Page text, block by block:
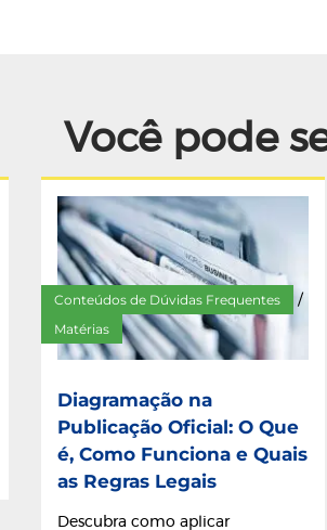
Você pode
Conteúdos de Dúvidas Frequentes /
Matérias
Diagramação na
Publicação Oficial: O Que
é, Como Funciona e Quais
as Regras Legais
Descubra como aplicar